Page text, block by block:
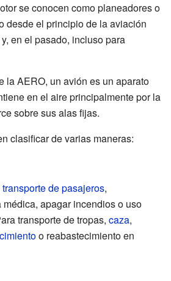
se conocen como planeadores o
desde el principio de la aviación
en el pasado, incluso para
la AERO, un avión es un aparato
en el aire principalmente por la
sobre sus alas fijas.
clasificar de varias maneras:
transporte de pasajeros,
médica, apagar incendios o uso
transporte de tropas, caza,
o reabastecimiento en